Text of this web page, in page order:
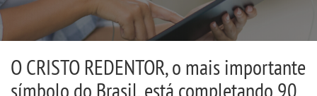
BIBLIOTECA
CPA
O CRISTO REDENTOR, o mais importante
símbolo do Brasil, está completando 90